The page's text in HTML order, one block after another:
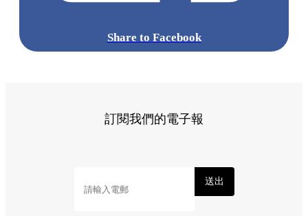
Share to Facebook
訂閱我們的電子報
送出